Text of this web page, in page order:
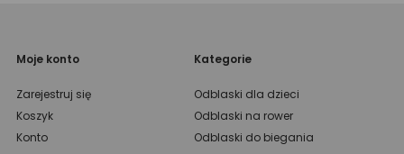
Moje konto
Zarejestruj się
Koszyk
Konto
Kategorie
Odblaski dla dzieci
Odblaski na rower
Odblaski do biegania